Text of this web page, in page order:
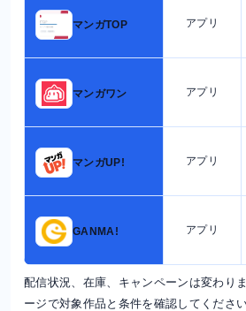
マンガTOP アプリ
マンガワン アプリ
マンガUP! アプリ
GANMA! アプリ
配信状況、在庫、キャンペーンは変わり
ージで対象作品と条件を確認してください